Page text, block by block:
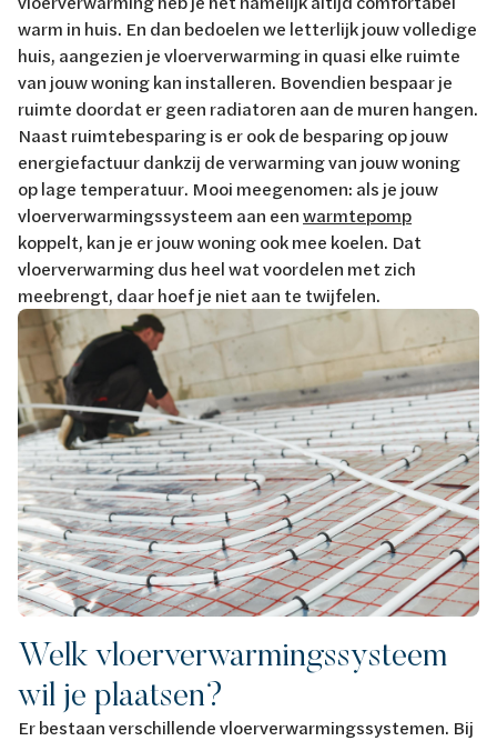
warm in huis. En dan bedoelen we letterlijk jouw volledige
huis, aangezien je vloerverwarming in quasi elke ruimte
van jouw woning kan installeren. Bovendien bespaar je
ruimte doordat er geen radiatoren aan de muren hangen.
Naast ruimtebesparing is er ook de besparing op jouw
energiefactuur dankzij de verwarming van jouw woning
op lage temperatuur. Mooi meegenomen: als je jouw
vloerverwarmingssysteem aan eenwarmtepomp
koppelt, kan je er jouw woning ook mee koelen. Dat
vloerverwarming dus heel wat voordelen met zich
meebrengt, daar hoef je niet aan te twijfelen.
Welk vloerverwarmingssysteem
wil je plaatsen?
Er bestaan verschillende vloerverwarmingssystemen. Bij